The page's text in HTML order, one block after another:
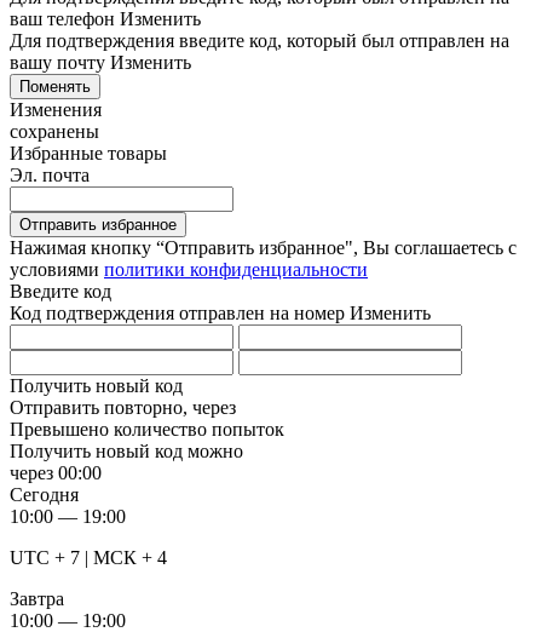
ваш телефон Изменить
Для подтверждения введите код, который был отправлен на
вашу почту Изменить
Поменять
Изменения
сохранены
Избранные товары
Эл. почта
Отправить избранное
Нажимая кнопку “Отправить избранное", Вы соглашаетесь c
условиями политики конфиденциальности
Введите код
Код подтверждения отправлен на номер Изменить
Получить новый код
Отправить повторно, через
Превышено количество попыток
Получить новый код можно
через 00:00
Сегодня
10:00 — 19:00
UTC + 7 | МСК + 4
Завтра
10:00 — 19:00